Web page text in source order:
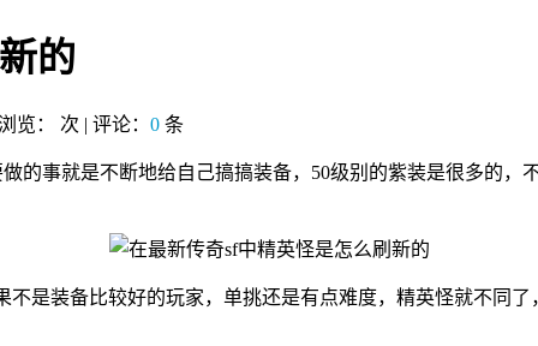
的
览： 次 | 评论： 0 条
的事就是不断地给自己搞搞装备，50级别的紫装是很多的
不是装备比较好的玩家，单挑还是有点难度，精英怪就不同